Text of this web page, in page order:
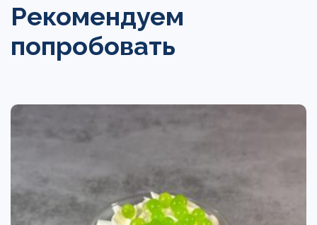
Рекомендуем
попробовать